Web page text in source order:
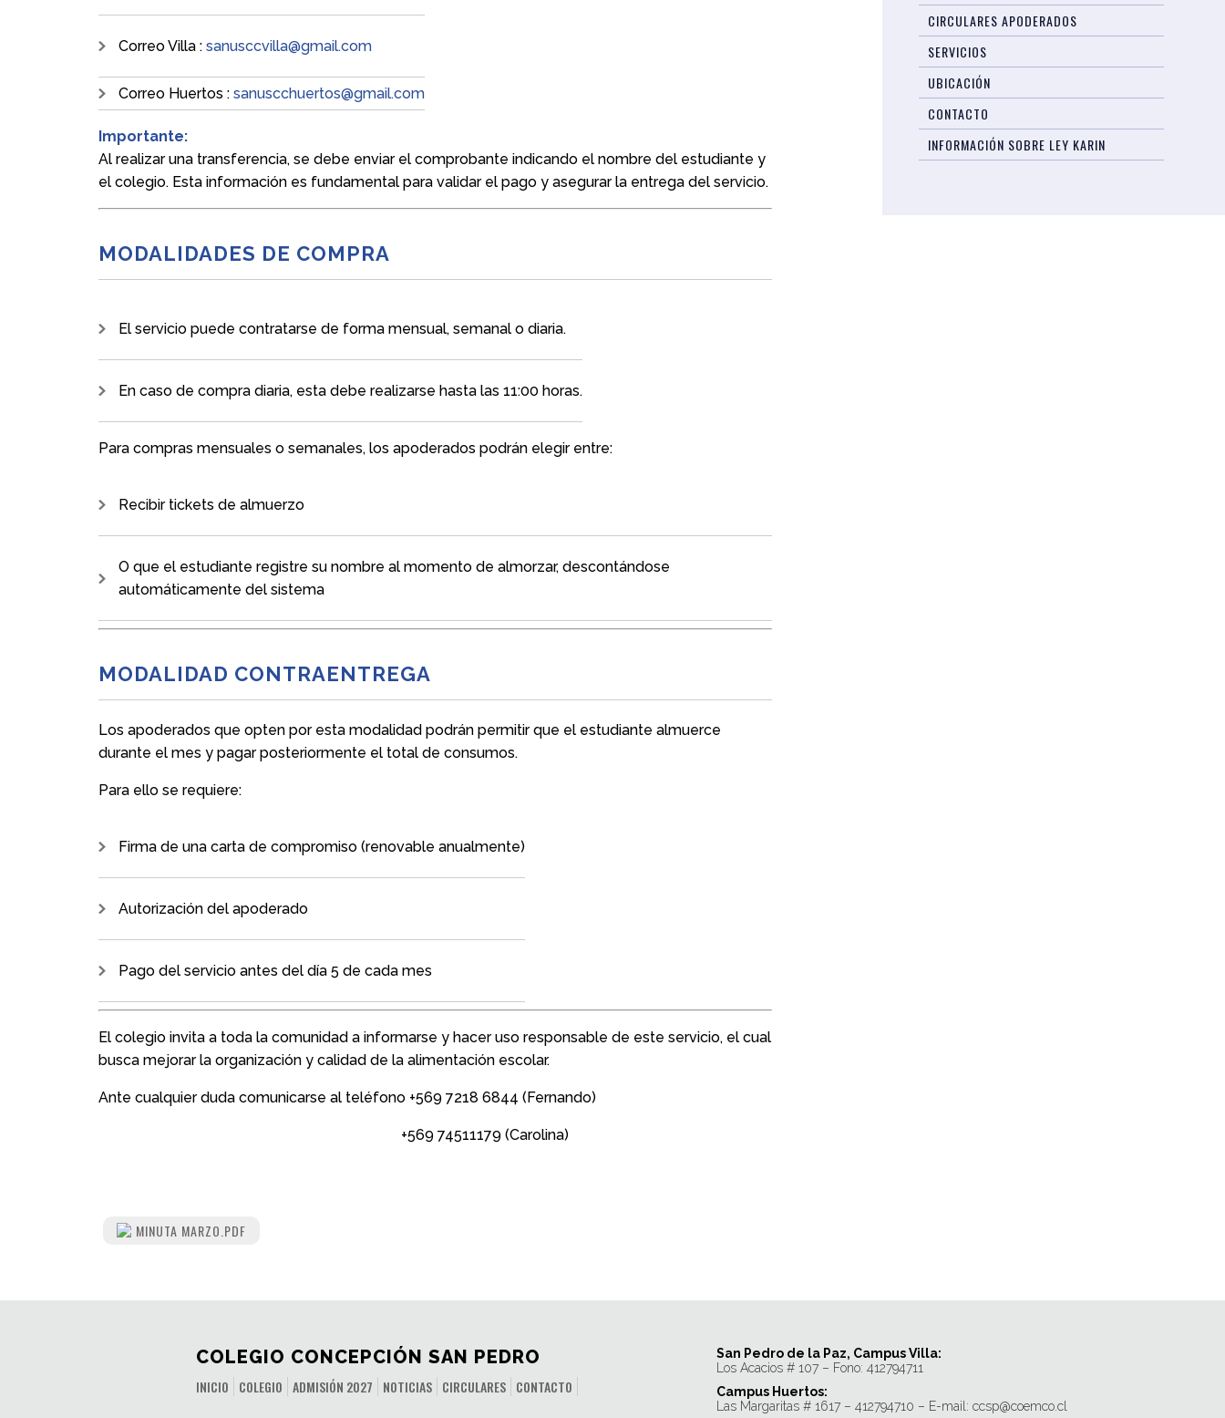
Correo Villa : sanusccvilla@gmail.com
Correo Huertos : sanuscchuertos@gmail.com
Importante:
Al realizar una transferencia, se debe enviar el comprobante indicando el nombre del estudiante y
el colegio. Esta información es fundamental para validar el pago y asegurar la entrega del servicio.
MODALIDADES DE COMPRA
El servicio puede contratarse de forma mensual, semanal o diaria.
En caso de compra diaria, esta debe realizarse hasta las 11:00 horas.
Para compras mensuales o semanales, los apoderados podrán elegir entre:
Recibir tickets de almuerzo
O que el estudiante registre su nombre al momento de almorzar, descontándose
automáticamente del sistema
MODALIDAD CONTRAENTREGA
Los apoderados que opten por esta modalidad podrán permitir que el estudiante almuerce
durante el mes y pagar posteriormente el total de consumos.
Para ello se requiere:
Firma de una carta de compromiso (renovable anualmente)
Autorización del apoderado
Pago del servicio antes del día 5 de cada mes
El colegio invita a toda la comunidad a informarse y hacer uso responsable de este servicio, el cual
busca mejorar la organización y calidad de la alimentación escolar.
Ante cualquier duda comunicarse al teléfono +569 7218 6844 (Fernando)
+569 74511179 (Carolina)
MINUTA MARZO.PDF
CIRCULARES APODERADOS
SERVICIOS
UBICACIÓN
CONTACTO
INFORMACIÓN SOBRE LEY KARIN
COLEGIO CONCEPCIÓN SAN PEDRO
INICIO COLEGIO ADMISIÓN 2027 NOTICIAS CIRCULARES CONTACTO
San Pedro de la Paz, Campus Villa:
Los Acacios # 107 – Fono: 412794711
Campus Huertos:
Las Margaritas # 1617 – 412794710 – E-mail: ccsp@coemco.cl